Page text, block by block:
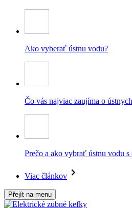
Ako vyberať ústnu vodu?
Čo vás najviac zaujíma o
Prečo a ako vybrať ústnu vodu
Viac článkov
Přejít na menu